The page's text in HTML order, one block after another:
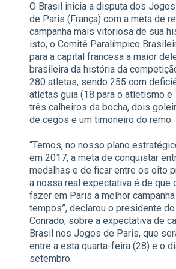
O Brasil inicia a disputa dos
de Paris (França) com a meta de
campanha mais vitoriosa de sua
isto, o Comitê Paralímpico
para a capital francesa a maior
brasileira da história da
280 atletas, sendo 255 com
atletas guia (18 para o atletismo e
três calheiros da bocha, dois
de cegos e um timoneiro do remo.
“Temos, no nosso plano
em 2017, a meta de conquistar
medalhas e de ficar entre os oito
a nossa real expectativa é de que
fazer em Paris a melhor
tempos”, declarou o presidente do
Conrado, sobre a expectativa de
Brasil nos Jogos de Paris, que
entre a esta quarta-feira (28) e o
setembro.